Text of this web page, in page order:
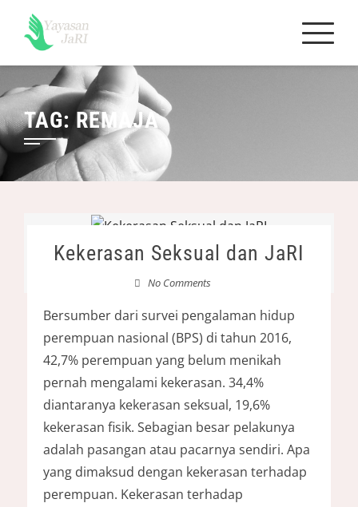
content
TAG: REMAJA
Kekerasan Seksual dan JaRI
No Comments
Bersumber dari survei pengalaman hidup
perempuan nasional (BPS) di tahun 2016,
42,7% perempuan yang belum menikah
pernah mengalami kekerasan. 34,4%
diantaranya kekerasan seksual, 19,6%
kekerasan fisik. Sebagian besar pelakunya
adalah pasangan atau pacarnya sendiri. Apa
yang dimaksud dengan kekerasan terhadap
perempuan. Kekerasan terhadap